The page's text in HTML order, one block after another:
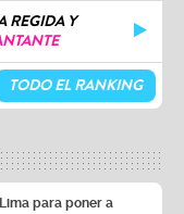
REGIDA Y
TODO EL RANKING
para poner a